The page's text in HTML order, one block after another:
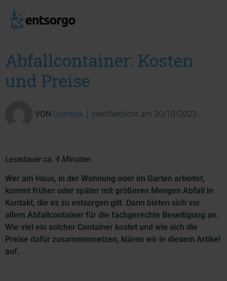
Abfallcontainer: Kosten
und Preise
VON Dominik veröffentlicht am 20/10/2023
Lesedauer ca. 4 Minuten
Wer am Haus, in der Wohnung oder im Garten arbeitet,
kommt früher oder später mit größeren Mengen Abfall in
Kontakt, die es zu entsorgen gilt. Dann bieten sich vor
allem Abfallcontainer für die fachgerechte Beseitigung an:
Wie viel ein solcher Container kostet und wie sich die
Preise dafür zusammensetzen, klären wir in diesem Artikel
auf.